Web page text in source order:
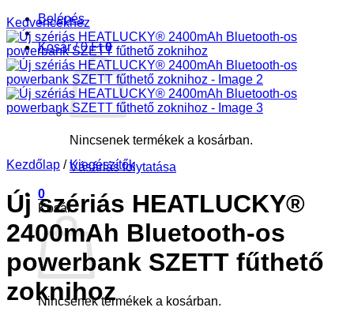
Belépés
Kosár /0Ft 0
Nincsenek termékek a kosárban.
Vásárlás folytatása
0
Kosár
Nincsenek termékek a kosárban.
Kedvencekhez
Kezdőlap / Kiegészítők
Új szériás HEATLUCKY®
2400mAh Bluetooth-os
powerbank SZETT fűthető
zoknihoz